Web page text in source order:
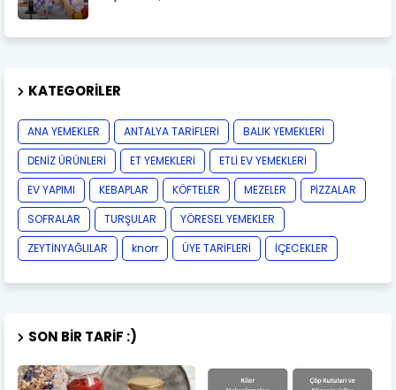
KATEGORILER
ANA YEMEKLER ANTALYA TARİFLERİ
BALIK YEMEKLERİ
DENİZ ÜRÜNLERİ
ET YEMEKLERİ
ETLİ EV YEMEKLERİ
EV YAPIMI
KEBAPLAR KÖFTELER MEZELER
PİZZALAR
SOFRALAR
TURŞULAR
YÖRESEL YEMEKLER
ZEYTİNYAĞLILAR
knorr ÜYE TARİFLERİ İÇECEKLER
SON BIR TARIF :)